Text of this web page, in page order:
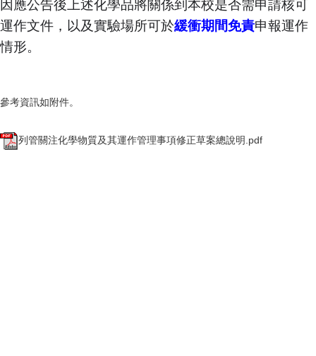
因應公告後上述化學品將關係到本校是否需申請核可
運作文件，以及實驗場所可於緩衝期間免責申報運作
情形。
參考資訊如附件。
列管關注化學物質及其運作管理事項修正草案總說明.pdf